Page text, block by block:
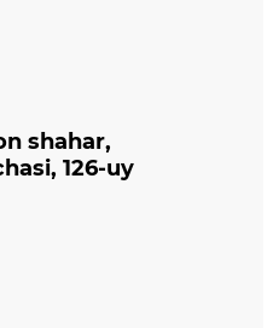
shahar,
126-uy